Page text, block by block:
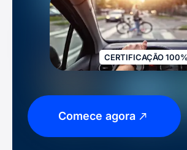
CERTIFICAÇÃO
Comece agora